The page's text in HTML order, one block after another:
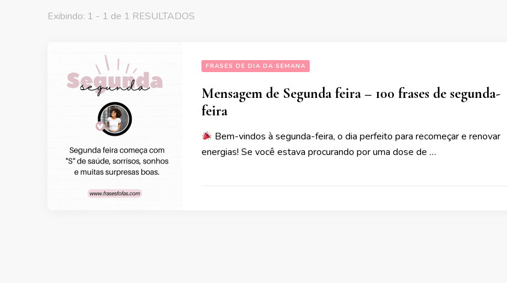
Exibindo: 1 - 1 de 1 RESULTADOS
FRASES DE DIA DA SEMANA
Mensagem de Segunda feira – 100 frases de segunda-
feira
Bem-vindos à segunda-feira, o dia perfeito para recomeçar e renovar
energias! Se você estava procurando por uma dose de …